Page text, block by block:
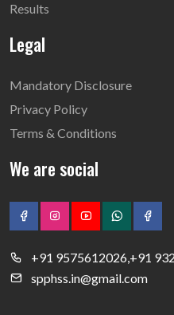
Results
Legal
Mandatory Disclosure
Privacy Policy
Terms & Conditions
We are social
+91 9575612026,+91
spphss.in@gmail.com